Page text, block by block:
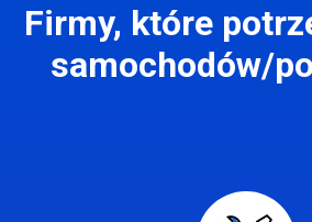
Firmy, które
samochodów/